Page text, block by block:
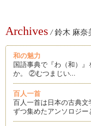
Archives / 鈴木 麻奈
和の魅力
国語事典で『わ（和）
か。 ②むつまじい…
百人一首
百人一首は日本の古典
ずつ集めたアンソロジ